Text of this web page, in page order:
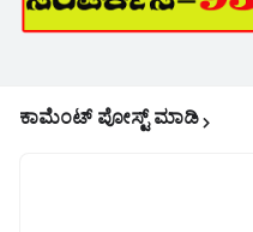
ಕಾಮೆಂಟ್‌‌ ಪೋಸ್ಟ್‌ ಮಾಡಿ